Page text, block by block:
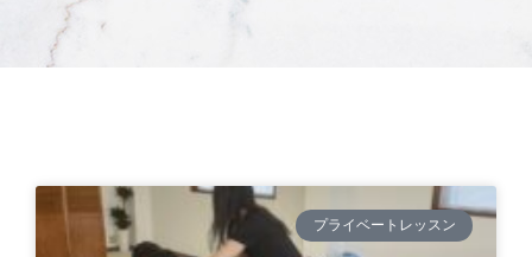
プライベートレッスン